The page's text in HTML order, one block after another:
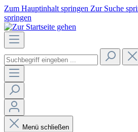
Zum Hauptinhalt springen Zur Suche
springen
Menü schließen